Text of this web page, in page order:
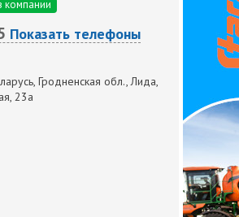
компании
Показать телефоны
Гродненская обл., Лида,
23а